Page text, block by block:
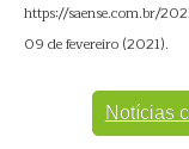
https://saense.com.br/
09 de fevereiro (2021).
Notícias